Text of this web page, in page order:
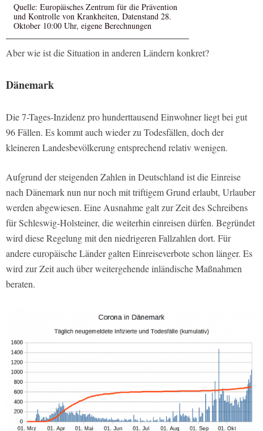
Quelle: Europäisches Zentrum für die Prävention
und Kontrolle von Krankheiten, Datenstand 28.
Oktober 10:00 Uhr, eigene Berechnungen
Aber wie ist die Situation in anderen Ländern konkret?
Dänemark
Die 7-Tages-Inzidenz pro hunderttausend Einwohner liegt bei gut
96 Fällen. Es kommt auch wieder zu Todesfällen, doch der
kleineren Landesbevölkerung entsprechend relativ wenigen.
Aufgrund der steigenden Zahlen in Deutschland ist die Einreise
nach Dänemark nun nur noch mit triftigem Grund erlaubt, Urlauber
werden abgewiesen. Eine Ausnahme galt zur Zeit des Schreibens
für Schleswig-Holsteiner, die weiterhin einreisen dürfen. Begründet
wird diese Regelung mit den niedrigeren Fallzahlen dort. Für
andere europäische Länder galten Einreiseverbote schon länger. Es
wird zur Zeit auch über weitergehende inländische Maßnahmen
beraten.